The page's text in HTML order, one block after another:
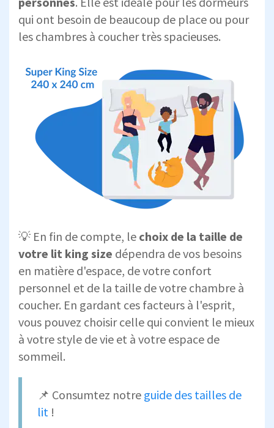
qui ont besoin de beaucoup de place ou pour
les chambres à coucher très spacieuses.
💡 En fin de compte, le choix de la taille de
votre lit king size dépendra de vos besoins
en matière d'espace, de votre confort
personnel et de la taille de votre chambre à
coucher. En gardant ces facteurs à l'esprit,
vous pouvez choisir celle qui convient le mieux
à votre style de vie et à votre espace de
sommeil.
📌 Consumtez notre guide des tailles de
lit !